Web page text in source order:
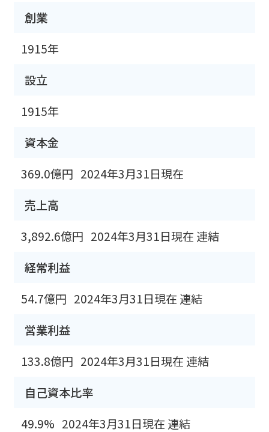
創業
1915年
設立
1915年
資本金
369.0億円 2024年3月31日現在
売上高
3,892.6億円 2024年3月31日現在 連結
経常利益
54.7億円 2024年3月31日現在 連結
営業利益
133.8億円 2024年3月31日現在 連結
自己資本比率
49.9% 2024年3月31日現在 連結